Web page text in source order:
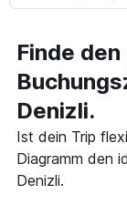
Finde
Denizli.
Ist dein Trip
Diagramm den
Denizli.